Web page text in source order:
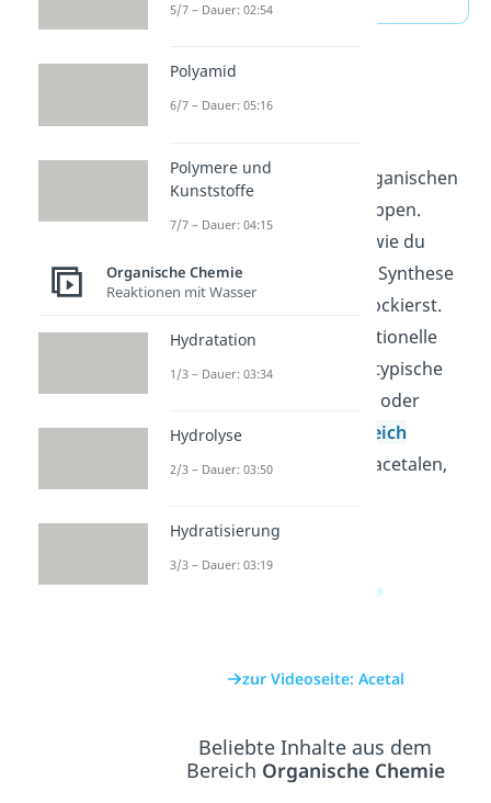
Schutzgruppen
Acetale gehören in der organischen
Chemie zu den Schutzgruppen.
Schutzgruppen zeigt dir, wie du
reaktive Gruppen in einer Synthese
gezielt vorübergehend blockierst.
Dabei achtest du auf funktionelle
Gruppen, Reaktivität und typische
Schritte wie Protonierung oder
Hydrolyse. Im
Chemiebereich
findest du Videos zu Halbacetalen,
zur Videoseite: Acetal
Beliebte Inhalte aus dem
Bereich Organische Chemie
5/7 – Dauer: 02:54
Polyamid
6/7 – Dauer: 05:16
Polymere und
Kunststoffe
7/7 – Dauer: 04:15
Organische Chemie
Reaktionen mit Wasser
Hydratation
1/3 – Dauer: 03:34
Hydrolyse
2/3 – Dauer: 03:50
Hydratisierung
3/3 – Dauer: 03:19